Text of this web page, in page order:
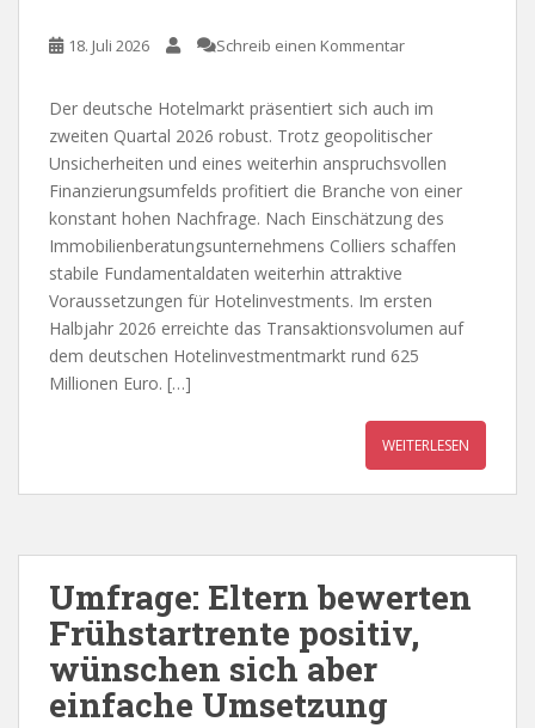
18. Juli 2026 Schreib einen Kommentar
Der deutsche Hotelmarkt präsentiert sich auch im
zweiten Quartal 2026 robust. Trotz geopolitischer
Unsicherheiten und eines weiterhin anspruchsvollen
Finanzierungsumfelds profitiert die Branche von einer
konstant hohen Nachfrage. Nach Einschätzung des
Immobilienberatungsunternehmens Colliers schaffen
stabile Fundamentaldaten weiterhin attraktive
Voraussetzungen für Hotelinvestments. Im ersten
Halbjahr 2026 erreichte das Transaktionsvolumen auf
dem deutschen Hotelinvestmentmarkt rund 625
Millionen Euro. […]
WEITERLESEN
Umfrage: Eltern bewerten
Frühstartrente positiv,
wünschen sich aber
einfache Umsetzung